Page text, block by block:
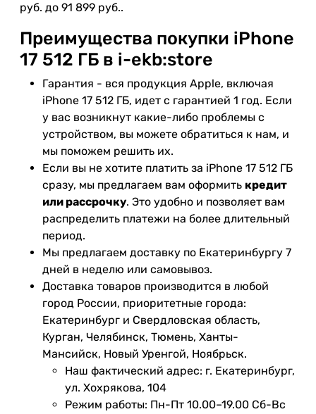
руб. до 91 899 руб..
Преимущества покупки iPhone
17 512 ГБ в i-ekb:store
Гарантия - вся продукция Apple, включая
iPhone 17 512 ГБ, идет с гарантией 1 год. Если
у вас возникнут какие-либо проблемы с
устройством, вы можете обратиться к нам, и
мы поможем решить их.
Если вы не хотите платить за iPhone 17 512 ГБ
сразу, мы предлагаем вам оформить кредит
или рассрочку. Это удобно и позволяет вам
распределить платежи на более длительный
период.
Мы предлагаем доставку по Екатеринбургу 7
дней в неделю или самовывоз.
Доставка товаров производится в любой
город России, приоритетные города:
Екатеринбург и Свердловская область,
Курган, Челябинск, Тюмень, Ханты-
Мансийск, Новый Уренгой, Ноябрьск.
Наш фактический адрес: г. Екатеринбург,
ул. Хохрякова, 104
Режим работы: Пн-Пт 10.00–19.00 Сб-Вс